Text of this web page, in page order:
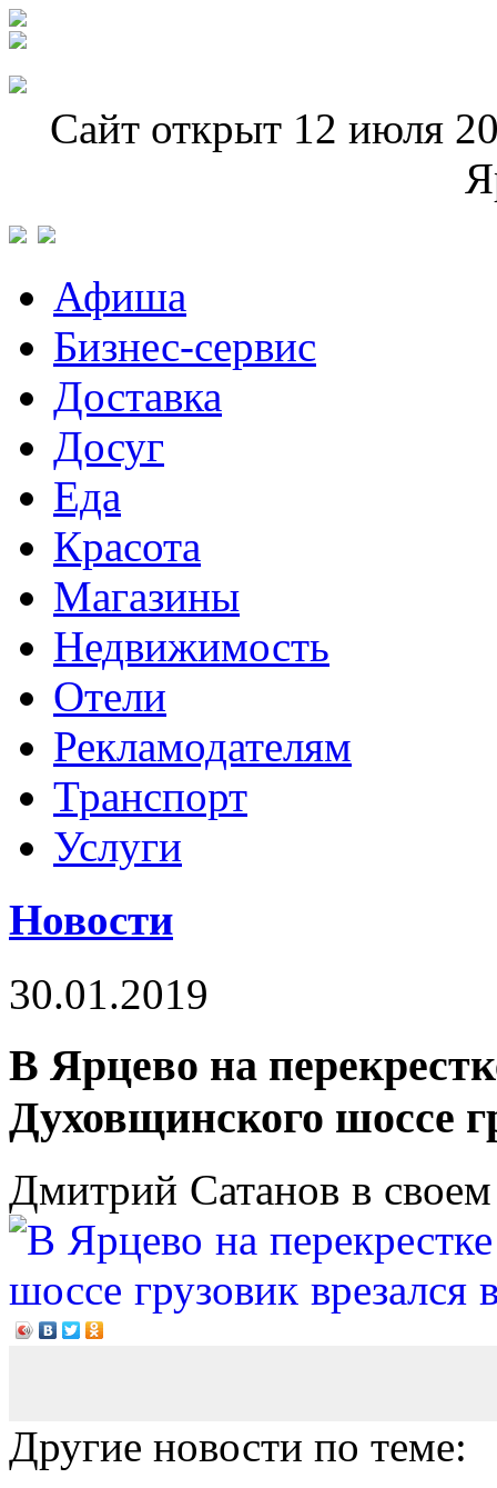
Сайт открыт 12 июля
Афиша
Бизнес-сервис
Доставка
Досуг
Еда
Красота
Магазины
Недвижимость
Отели
Рекламодателям
Транспорт
Услуги
Новости
30.01.2019
В Ярцево на
Духовщинского шоссе
Дмитрий Сатанов в
Другие новости по теме: